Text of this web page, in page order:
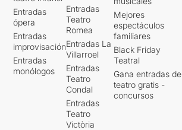
Entradas
ópera
Entradas
improvisación
Entradas
monólogos
Entradas
Teatro
Romea
Entradas La
Villarroel
Entradas
Teatro
Condal
Entradas
Teatro
Victòria
Mejores
espectáculos
familiares
Black Friday
Teatral
Gana entradas de
teatro gratis -
concursos